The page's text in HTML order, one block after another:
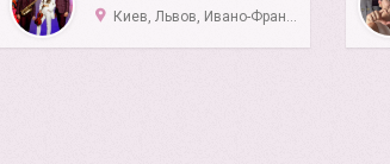
Киев, Львов, Ивано-Франковск, Тернополь, Луцк